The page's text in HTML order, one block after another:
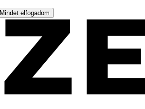
Mindet elfogadom